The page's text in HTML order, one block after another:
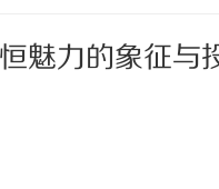
魅力的象征与